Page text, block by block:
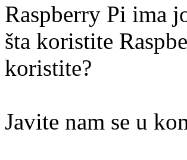
Raspberry Pi ima
šta koristite
koristite?
Javite nam se u